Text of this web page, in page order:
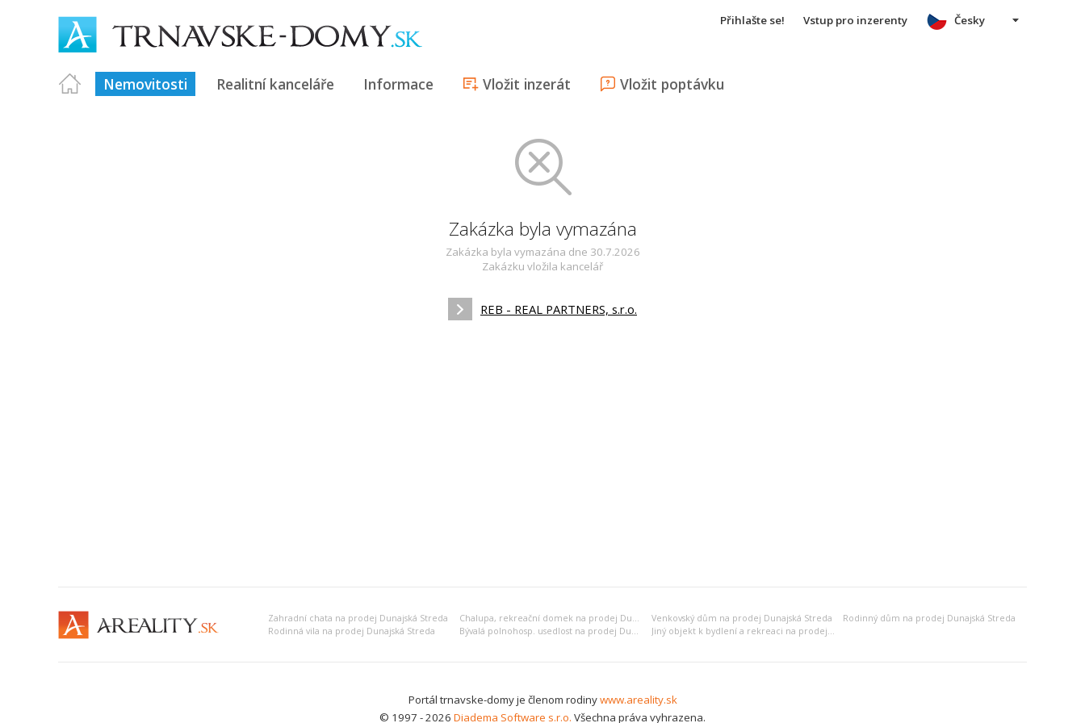
Přihlašte se! Vstup pro inzerenty
Nemovitosti Realitní kanceláře Informace Vložit inzerát Vložit poptávku
Česky
Zakázka byla vymazána
Zakázka byla vymazána dne 30.7.2026
Zakázku vložila kancelář
REB - REAL PARTNERS, s.r.o.
Zahradní chata na prodej Dunajská Streda Chalupa, rekreační domek na prodej Dunajská Streda Venkovský dům na prodej Dunajská Streda
Rodinný dům na prodej Dunajská Streda
Rodinná vila na prodej Dunajská Streda
Bývalá polnohosp. usedlost na prodej Dunajská Streda Jiný objekt k bydlení a rekreaci na prodej Dunajská Streda
Portál trnavske-domy je členom rodinywww.areality.sk
© 1997 - 2026 Diadema Software s.r.o. Všechna práva vyhrazena.